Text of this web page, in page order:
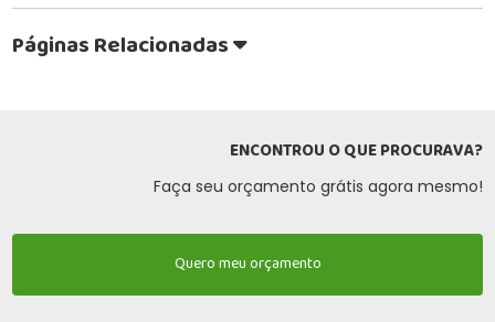
Páginas Relacionadas
ENCONTROU O QUE PROCURAVA?
Faça seu orçamento grátis agora mesmo!
Quero meu orçamento